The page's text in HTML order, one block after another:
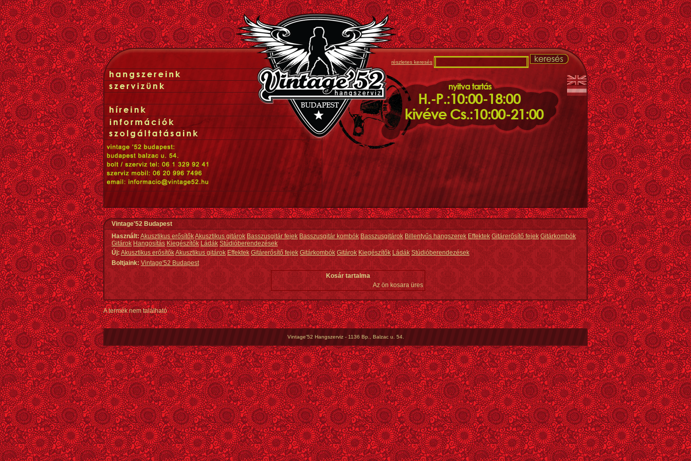
részletes keresés
Vintage'52 Budapest
Használt: Akusztikus erősítőkAkusztikus gitárok Basszusgitár fejek Basszusgitár kombók Basszusgitárok Billentyűs hangszerek Effektek Gitárerősítő fejek Gitárkombók
Gitárok Hangosítás Kiegészítők Ládák Stúdióberendezések
Új:Akusztikus erősítőkAkusztikus gitárok Effektek Gitárerősítő fejek Gitárkombók Gitárok Kiegészítők Ládák Stúdióberendezések
Boltjaink: Vintage'52 Budapest
Kosár tartalma
Az ön kosara üres
A termék nem található
Vintage'52 Hangszerviz - 1136 Bp., Balzac u. 54.